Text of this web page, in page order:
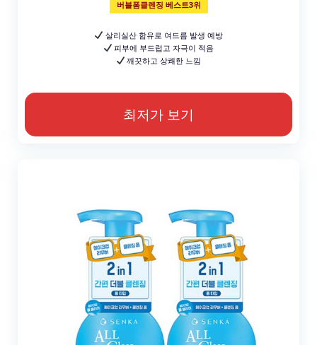
버블폼클렌징 베스트3위
살리실산 함유로 여드름 발생 예방
피부에 부드럽고 자극이 적음
깨끗하고 상쾌한 느낌
최저가 보기